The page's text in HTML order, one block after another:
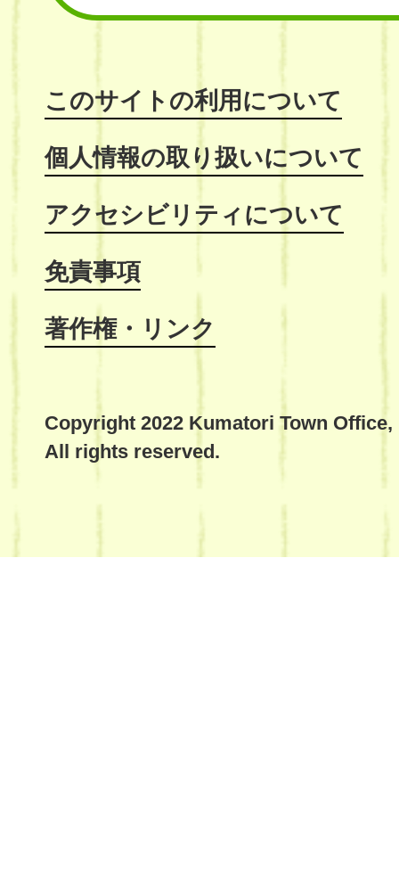
このサイトの利用について
個人情報の取り扱いについて
アクセシビリティについて
免責事項
著作権・リンク
Copyright 2022 Kumatori Town Office,
All rights reserved.